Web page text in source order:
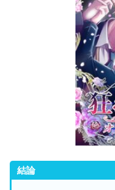
結論